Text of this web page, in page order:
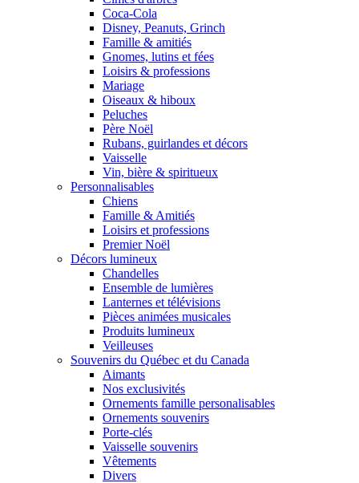
Coca-Cola
Disney, Peanuts, Grinch
Famille & amitiés
Gnomes, lutins et fées
Loisirs & professions
Mariage
Oiseaux & hiboux
Peluches
Père Noël
Rubans, guirlandes et décors
Vaisselle
Vin, bière & spiritueux
Personnalisables
Chiens
Famille & Amitiés
Loisirs et professions
Premier Noël
Décors lumineux
Chandelles
Ensemble de lumières
Lanternes et télévisions
Pièces animées musicales
Produits lumineux
Veilleuses
Souvenirs du Québec et du Canada
Aimants
Nos exclusivités
Ornements famille personalisables
Ornements souvenirs
Porte-clés
Vaisselle souvenirs
Vêtements
Divers